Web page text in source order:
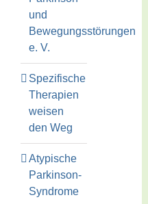
und
Bewegungsstörungen
e. V.
Spezifische
Therapien
weisen
den Weg
Atypische
Parkinson-
Syndrome